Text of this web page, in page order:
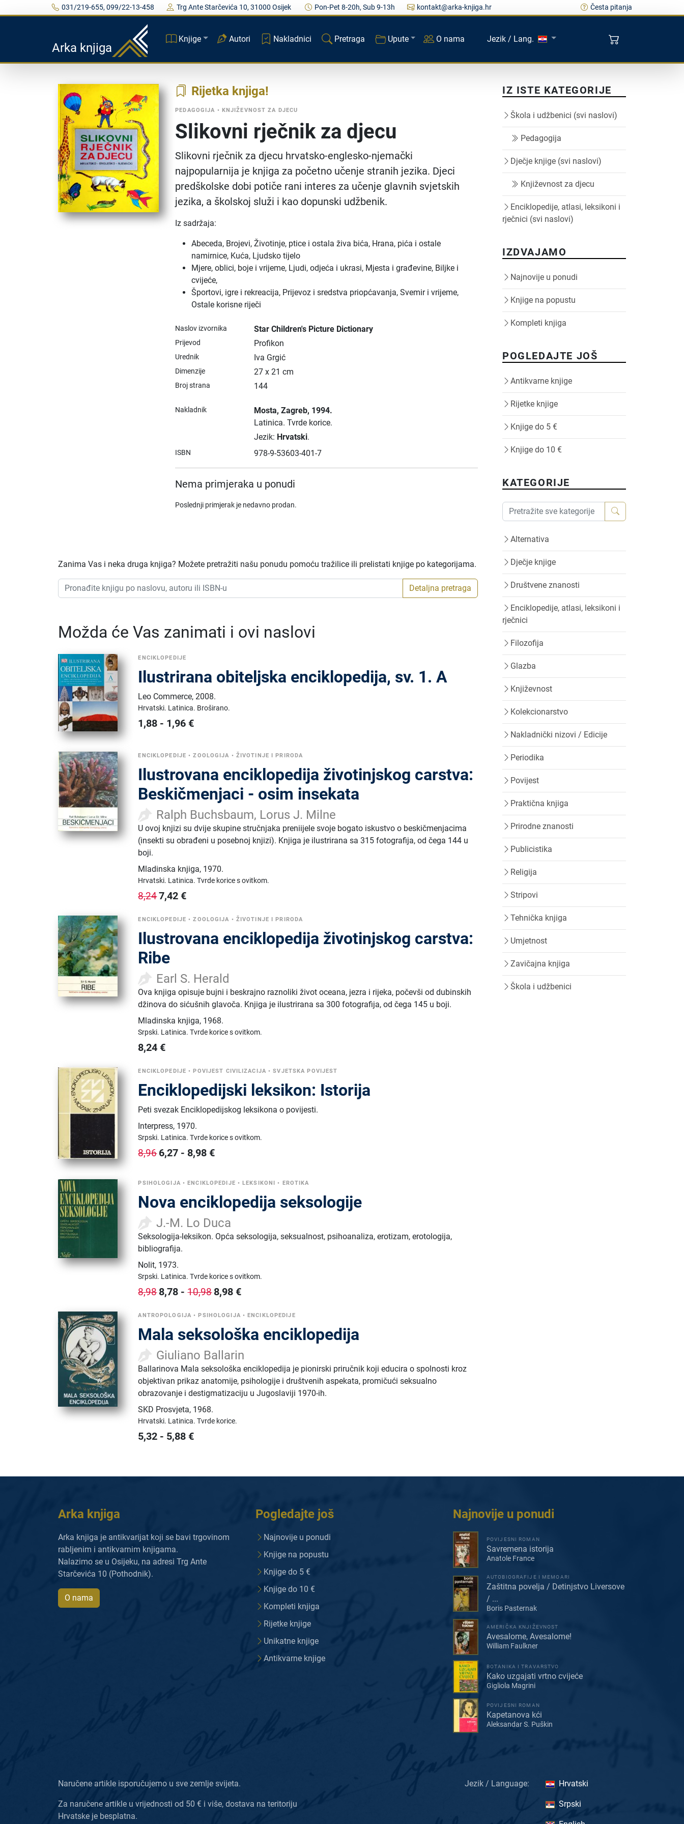
031/219-655, 099/22-13-458 Trg Ante Starčevića 10, 31000 Osijek Pon-Pet 8-20h, Sub 9-13h kontakt@arka-knjiga.hr Česta pitanja
Arka knjiga
Knjige Autori Nakladnici Pretraga Upute O nama Jezik / Lang.
Rijetka knjiga
PEDAGOGIJA • KNJIŽEVNOST ZA DJECU
Slikovni rječnik za djecu
Slikovni rječnik za djecu hrvatsko-englesko-njemački
najpopularnija je knjiga za početno učenje stranih jezika. Djeci
predškolske dobi potiče rani interes za učenje glavnih svjetskih
jezika, a školskoj služi i kao dopunski udžbenik.
Iz sadržaja:
Abeceda, Brojevi, Životinje, ptice i ostala živa bića, Hrana, pića i ostale
namirnice, Kuća, Ljudsko tijelo
Mjere, oblici, boje i vrijeme, Ljudi, odjeća i ukrasi, Mjesta i građevine, Biljke i
cvijeće,
Športovi, igre i rekreacija, Prijevoz i sredstva priopćavanja, Svemir i vrijeme,
Ostale korisne riječi
Naslov izvornika Star Children's Picture Dictionary
Prijevod Profikon
Urednik Iva Grgić
Dimenzije 27 x 21 cm
Broj strana 144
Nakladnik Mosta, Zagreb, 1994.
Latinica. Tvrde korice.
Jezik: Hrvatski.
ISBN 978-9-53603-401-7
Nema primjeraka u ponudi
Poslednji primjerak je nedavno prodan.
Zanima Vas i neka druga knjiga? Možete pretražiti našu ponudu pomoću tražilice ili prelistati knjige po kategorijama.
Detaljna pretraga
Možda će Vas zanimati i ovi naslovi
ENCIKLOPEDIJE
Ilustrirana obiteljska enciklopedija, sv. 1. A
Leo Commerce,2008.
Hrvatski. Latinica. Broširano.
1,88 - 1,96 €
ENCIKLOPEDIJE •ZOOLOGIJA • ŽIVOTINJE I PRIRODA
Ilustrovana enciklopedija životinjskog carstva:
Beskičmenjaci - osim insekata
Ralph Buchsbaum, Lorus J. Milne
U ovoj knjizi su dvije skupine stručnjaka preniijele svoje bogato iskustvo o beskičmenjacima
(insekti su obrađeni u posebnoj knjizi). Knjiga je ilustrirana sa 315 fotografija, od čega 144 u
boji.
Mladinska knjiga, 1970.
Hrvatski. Latinica.Tvrde korice s ovitkom.
8,247,42 €
ENCIKLOPEDIJE •ZOOLOGIJA • ŽIVOTINJE I PRIRODA
Ilustrovana enciklopedija životinjskog carstva:
Ribe
Earl S. Herald
Ova knjiga opisuje bujni i beskrajno raznoliki život oceana, jezra i rijeka, počevši od dubinskih
džinova do sićušnih glavoča. Knjiga je ilustrirana sa 300 fotografija, od čega 145 u boji.
Mladinska knjiga, 1968.
Srpski. Latinica.Tvrde korice s ovitkom.
8,24 €
ENCIKLOPEDIJE • POVIJEST CIVILIZACIJA •SVJETSKA POVIJEST
Enciklopedijski leksikon: Istorija
Peti svezak Enciklopedijskog leksikona o povijesti.
Interpress, 1970.
Srpski. Latinica.Tvrde korice s ovitkom.
8,966,27 - 8,98 €
PSIHOLOGIJA •ENCIKLOPEDIJE •LEKSIKONI • EROTIKA
Nova enciklopedija seksologije
J.-M. Lo Duca
Seksologija-leksikon. Opća seksologija, seksualnost, psihoanaliza, erotizam, erotologija,
bibliografija.
Nolit, 1973.
Srpski. Latinica.Tvrde korice s ovitkom.
8,988,78 -10,988,98 €
ANTROPOLOGIJA •PSIHOLOGIJA •ENCIKLOPEDIJE
Mala seksološka enciklopedija
Giuliano Ballarin
Ballarinova Mala seksološka enciklopedija je pionirski priručnik koji educira o spolnosti kroz
objektivan prikaz anatomije, psihologije i društvenih aspekata, promičući seksualno
obrazovanje i destigmatizaciju u Jugoslaviji 1970-ih.
SKD Prosvjeta, 1968.
Hrvatski. Latinica.Tvrde korice.
5,32 - 5,88 €
IZ ISTE KATEGORIJE
Škola i udžbenici (svi naslovi)
Pedagogija
Dječje knjige (svi naslovi)
Književnost za djecu
Enciklopedije, atlasi, leksikoni i
rječnici (svi naslovi)
IZDVAJAMO
Najnovije u ponudi
Knjige na popustu
Kompleti knjiga
POGLEDAJTE JOŠ
Antikvarne knjige
Rijetke knjige
Knjige do 5 €
Knjige do 10 €
KATEGORIJE
Alternativa
Dječje knjige
Društvene znanosti
Enciklopedije, atlasi, leksikoni i
rječnici
Filozofija
Glazba
Književnost
Kolekcionarstvo
Nakladnički nizovi / Edicije
Periodika
Povijest
Praktična knjiga
Prirodne znanosti
Publicistika
Religija
Stripovi
Tehnička knjiga
Umjetnost
Zavičajna knjiga
Škola i udžbenici
Arka knjiga
Arka knjiga je antikvarijat koji se bavi trgovinom
rabljenim i antikvarnim knjigama.
Nalazimo se u Osijeku, na adresi Trg Ante
Starčevića 10 (Pothodnik).
O nama
Pogledajte još
Najnovije u ponudi
Knjige na popustu
Knjige do 5 €
Knjige do 10 €
Kompleti knjiga
Rijetke knjige
Unikatne knjige
Antikvarne knjige
Najnovije u ponudi
POVIJESNI ROMAN
Savremena istorija
Anatole France
AUTOBIOGRAFIJE I MEMOARI
Zaštitna povelja / Detinjstvo Liversove
/ ...
Boris Pasternak
AMERIČKA KNJIŽEVNOST
Avesalome, Avesalome!
William Faulkner
BOTANIKA I TRAVARSTVO
Kako uzgajati vrtno cvijeće
Gigliola Magrini
POVIJESNI ROMAN
Kapetanova kći
Aleksandar S. Puškin
Naručene artikle isporučujemo u sve zemlje svijeta.
Za naručene artikle u vrijednosti od 50 € i više, dostava na teritoriju
Hrvatske je besplatna.
Jezik / Language: Hrvatski
Srpski